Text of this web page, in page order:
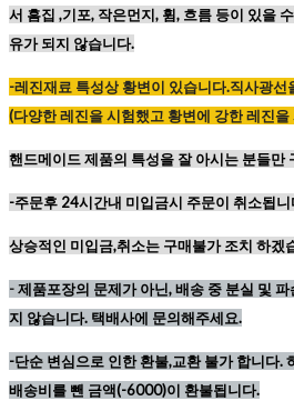
서 흠집 ,기포, 작은먼지, 휨, 흐름 등이 있을
유가 되지 않습니다.
-레진재료 특성상황변이 있습니다.직사광선
(다양한레진을시험했고황변에 강한레진을
핸드메이드 제품의 특성을 잘 아시는 분들만
-주문후 24시간내 미입금시 주문이 취소됩
상승적인 미입금,취소는 구매불가 조치 하겠
-제품포장의 문제가 아닌, 배송 중 분실 및
지 않습니다. 택배사에 문의해주세요.
-단순 변심으로 인한 환불,교환 불가 합니다.
배송비를 뺀 금액(-6000)이 환불됩니다.